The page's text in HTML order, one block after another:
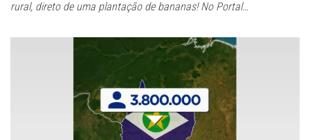
rural, direto de uma plantação de bananas! No Portal…